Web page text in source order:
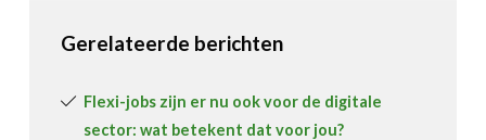
Gerelateerde berichten
Flexi-jobs zijn er nu ook voor de digitale
sector: wat betekent dat voor jou?